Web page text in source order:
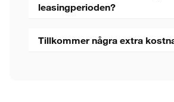
leasingperioden?
Tillkommer några extra